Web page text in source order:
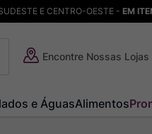
E CENTRO-OESTE - EM
Encontre Nossas Lojas
e ÁguasAlimentos